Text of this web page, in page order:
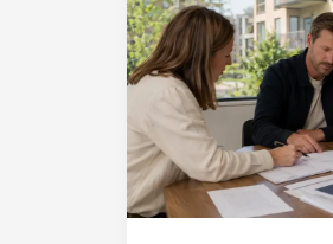
för
andrahandsuthyrning
från
juli:
så
förbereder